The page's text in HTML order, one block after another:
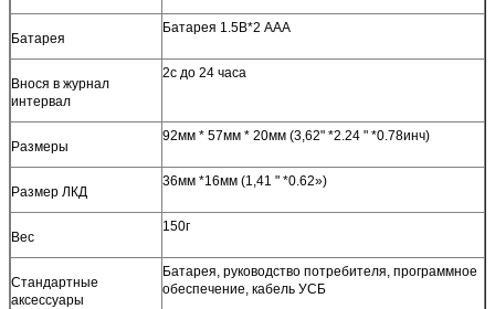
Батарея
Батарея 1.5В*2 ААА
Внося в журнал
интервал
2с до 24 часа
Размеры
92мм * 57мм * 20мм (3,62" *2.24 " *0.78инч)
Размер ЛКД
36мм *16мм (1,41 " *0.62»)
Вес
150г
Стандартные
аксессуары
Батарея, руководство потребителя, программное
обеспечение, кабель УСБ